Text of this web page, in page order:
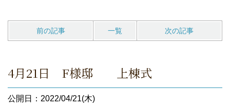
前の記事 一覧 次の記事
4月21日 F様邸 上棟式
公開日：2022/04/21(木)